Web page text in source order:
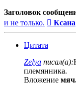
Заголовок
и не только.
Ксана
Цитата
Zelya писал(а):
племянника.
Вложение